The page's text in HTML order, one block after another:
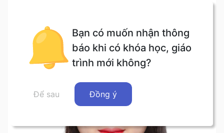
Bạn có muốn nhận thông
báo khi có khóa học, giáo
trình mới không?
Để sau Đồng ý